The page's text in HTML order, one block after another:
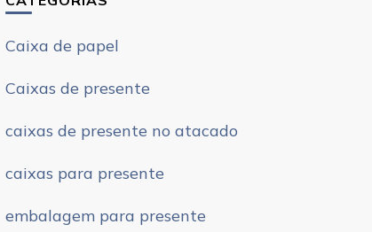
Caixa de papel
Caixas de presente
caixas de presente no atacado
caixas para presente
embalagem para presente